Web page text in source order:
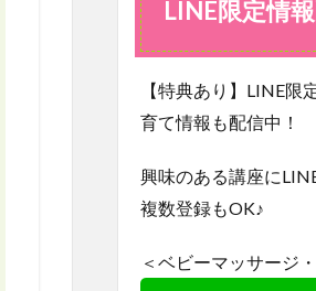
配信
LINE限定情
【特典あり】LINE限
育て情報も配信中！
興味のある講座に
複数登録もOK♪
＜ベビーマッサージ